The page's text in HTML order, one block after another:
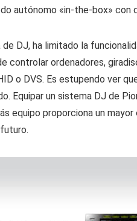
autónomo «in-the-box» con
DJ, ha limitado la
controlar ordenadores,
o DVS. Es estupendo ver
Equipar un sistema DJ de
equipo proporciona un